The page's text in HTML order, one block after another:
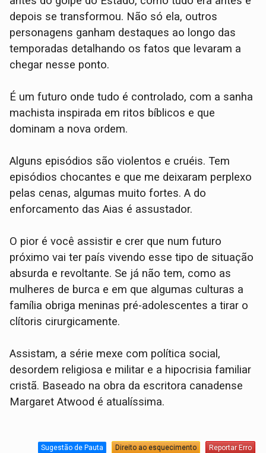
depois se transformou. Não só ela, outros
personagens ganham destaques ao longo das
temporadas detalhando os fatos que levaram a
chegar nesse ponto.
É um futuro onde tudo é controlado, com a sanha
machista inspirada em ritos bíblicos e que
dominam a nova ordem.
Alguns episódios são violentos e cruéis. Tem
episódios chocantes e que me deixaram perplexo
pelas cenas, algumas muito fortes. A do
enforcamento das Aias é assustador.
O pior é você assistir e crer que num futuro
próximo vai ter país vivendo esse tipo de situação
absurda e revoltante. Se já não tem, como as
mulheres de burca e em que algumas culturas a
família obriga meninas pré-adolescentes a tirar o
clítoris cirurgicamente.
Assistam, a série mexe com política social,
desordem religiosa e militar e a hipocrisia familiar
cristã. Baseado na obra da escritora canadense
Margaret Atwood é atualíssima.
Sugestão de Pauta Direito ao esquecimento Reportar Erro